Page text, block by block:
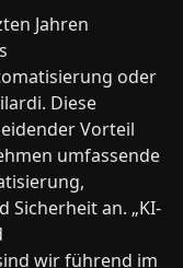
Jahren
oder
Diese
Vorteil
umfassende
Sicherheit an. „KI-
wir führend im